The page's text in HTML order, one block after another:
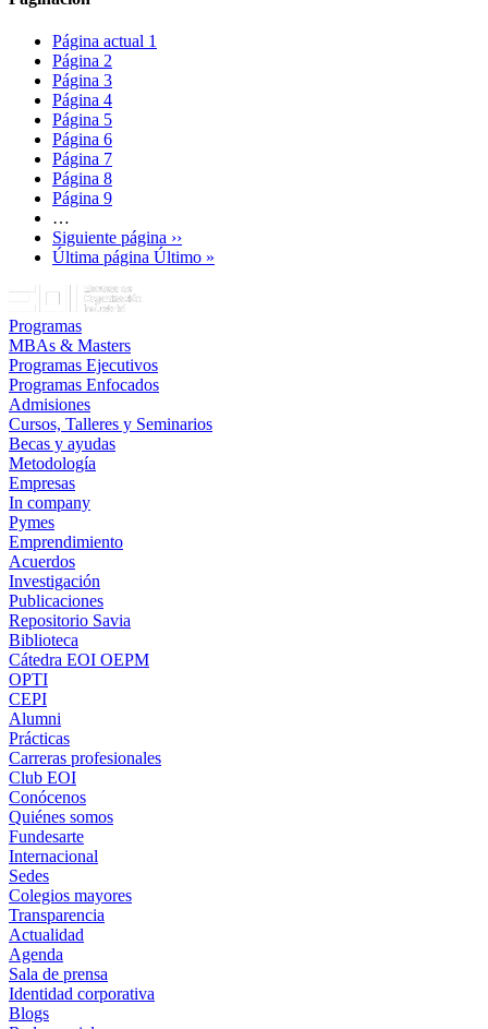
Página actual 1
Página 2
Página 3
Página 4
Página 5
Página 6
Página 7
Página 8
Página 9
…
Siguiente página ››
Última página Último »
Programas
MBAs & Masters
Programas Ejecutivos
Programas Enfocados
Admisiones
Cursos, Talleres y Seminarios
Becas y ayudas
Metodología
Empresas
In company
Pymes
Emprendimiento
Acuerdos
Investigación
Publicaciones
Repositorio Savia
Biblioteca
Cátedra EOI OEPM
OPTI
CEPI
Alumni
Prácticas
Carreras profesionales
Club EOI
Conócenos
Quiénes somos
Fundesarte
Internacional
Sedes
Colegios mayores
Transparencia
Actualidad
Agenda
Sala de prensa
Identidad corporativa
Blogs